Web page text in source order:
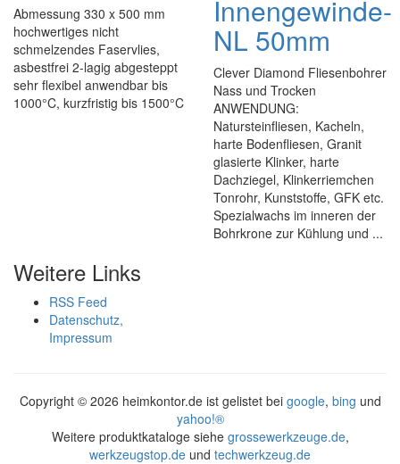
Abmessung 330 x 500 mm
hochwertiges nicht
schmelzendes Faservlies,
asbestfrei 2-lagig abgesteppt
sehr flexibel anwendbar bis
1000°C, kurzfristig bis 1500°C
Innengewinde-
NL 50mm
Clever Diamond Fliesenbohrer
Nass und Trocken
ANWENDUNG:
Natursteinfliesen, Kacheln,
harte Bodenfliesen, Granit
glasierte Klinker, harte
Dachziegel, Klinkerriemchen
Tonrohr, Kunststoffe, GFK etc.
Spezialwachs im inneren der
Bohrkrone zur Kühlung und ...
Weitere Links
RSS Feed
Datenschutz,
Impressum
Copyright © 2026 heimkontor.de ist gelistet bei google, bing und
yahoo!®
Weitere produktkataloge siehe grossewerkzeuge.de,
werkzeugstop.de und techwerkzeug.de